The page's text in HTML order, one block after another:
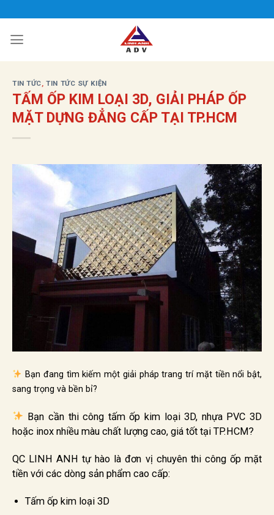
qua
nội
TIN TỨC,TIN TỨC SỰ KIỆN
TẤM ỐP KIM LOẠI 3D, GIẢI PHÁP ỐP
MẶT DỰNG ĐẲNG CẤP TẠI TP.HCM
Bạn đang tìm kiếm một giải pháp trang trí mặt tiền nổi bật,
sang trọng và bền bỉ?
Bạn cần thi công tấm ốp kim loại 3D, nhựa PVC 3D
hoặc inox nhiều màu chất lượng cao, giá tốt tại TP.HCM?
QC LINH ANH tự hào là đơn vị chuyên thi công ốp mặt
tiền với các dòng sản phẩm cao cấp:
Tấm ốp kim loại 3D